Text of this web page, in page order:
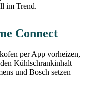
im Trend.
Connect
per App vorheizen,
Kühlschrankinhalt
und Bosch setzen